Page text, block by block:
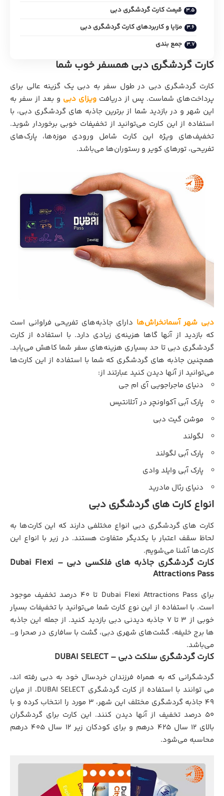
قیمت کارت گردشگری دبی
مزایا و کاربردهای کارت گردشگري دبی
جمع بندی
کارت گردشگري دبی همسفر خوب شما
کارت گردشگری دبی در طول سفر به دبی یک گزینه عالی برای
پرداخت‌های شماست. پس از دریافت ویزای دبی و بعد از سفر به
این شهر و در بازدید شما از برترین جاذبه ‌های گردشگری دبی، با
استفاده از این کارت می‌توانید از تخفیفات خوبی برخوردار شوید.
تخفیف‌های ویژه این کارت شامل ورودی موزه‌ها، پارک‌های
تفریحی، تورهای کویر و رستوران‌ها می‌باشد.
دبی شهر آسمانخراش‌ها دارای جاذبه‌های تفریحی فراوانی است
که بازدید از آنها گاها هزینه‌ی زیادی دارد. با استفاده از کارت
گردشگری دبی تا حد بسیاری هزینه‌های سفر شما کاهش می‌یابد.
همچنین جاذبه های گردشگری که شما با استفاده از این کارت‌ها
می‌توانید از آنها دیدن کنید عبارتند از:
دنیای ماجراجویی آی ام جی
پارک آبی آکواونچر در آتلانتیس
موشن گیت دبی
لگولند
پارک آبی لگولند
پارک آبی وایلد وادی
دنیای رئال مادرید
انواع کارت ‌های گردشگری دبی
کارت های گردشگری دبی انواع مختلفی دارند که این کارت‌ها به
لحاظ سقف اعتبار با یکدیگر متفاوت هستند. در زیر با انواع این
کارت‌‌ها آشنا می‌شویم.
کارت گردشگري جاذبه های فلکسی دبی – Dubai Flexi
Attractions Pass
برای Dubai Flexi Attractions Pass تا 40 درصد تخفیف موجود
است. با استفاده از این نوع کارت شما می‌توانید با تخفیفات بسیار
خوبی از 3 تا 7 جاذبه دیدنی دبی بازدید کنید. از جمله این جاذبه
ها برج خلیفه، گشت‌های شهری دبی، گشت با سافاری در صحرا و…
می‌باشد.
کارت گردشگری سلکت دبی – DUBAI SELECT
گردشگرانی که به همراه فرزندان خردسال خود به دبی رفته اند،
می توانند با استفاده از کارت گردشگري DUBAI SELECT، از میان
49 جاذبه گردشگری مختلف این شهر، 3 مورد را انتخاب کرده و با
50 درصد تخفیف از آنها دیدن کنند. این کارت برای گردشگران
بالای 12 سال 425 درهم و برای کودکان زیر 12 سال 405 درهم
محاسبه می‌شود.